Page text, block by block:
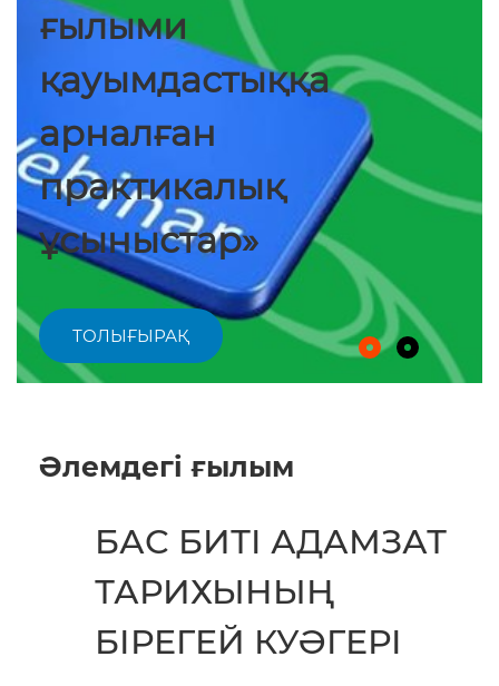
ғылыми
қауымдастыққа
арналған
практикалық
ұсыныстар»
ТОЛЫҒЫРАҚ
Әлемдегі ғылым
БАС БИТІ АДАМЗАТ
ТАРИХЫНЫҢ
БІРЕГЕЙ КУӘГЕРІ